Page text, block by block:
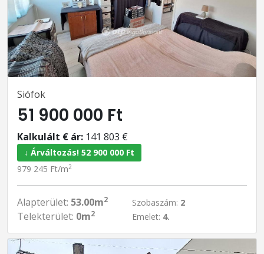
Siófok
51 900 000 Ft
Kalkulált € ár: 141 803 €
↓ Árváltozás! 52 900 000 Ft
979 245 Ft/m2
Alapterület: 53.00m2
Telekterület: 0m2
Szobaszám: 2
Emelet: 4.